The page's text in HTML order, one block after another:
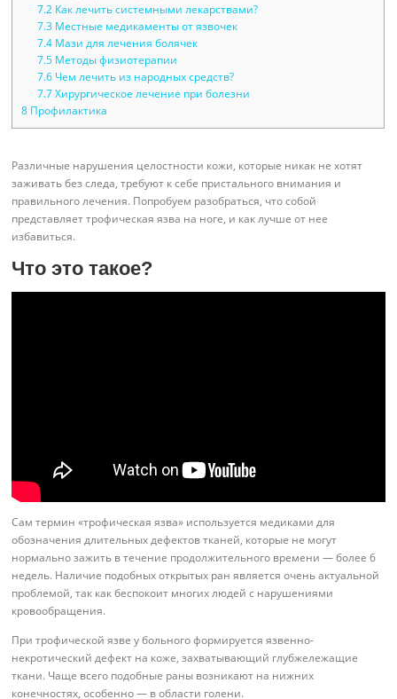
7.2Как лечить системными лекарствами?
7.3Местные медикаменты от язвочек
7.4Мази для лечения болячек
7.5Методы физиотерапии
7.6Чем лечить из народных средств?
7.7Хирургическое лечение при болезни
8 Профилактика
Различные нарушения целостности кожи, которые никак не хотят
заживать без следа, требуют к себе пристального внимания и
правильного лечения. Попробуем разобраться, что собой
представляет трофическая язва на ноге, и как лучше от нее
избавиться.
Что это такое?
Сам термин «трофическая язва» используется медиками для
обозначения длительных дефектов тканей, которые не могут
нормально зажить в течение продолжительного времени — более 6
недель. Наличие подобных открытых ран является очень актуальной
проблемой, так как беспокоит многих людей с нарушениями
кровообращения.
При трофической язве у больного формируется язвенно-
некротический дефект на коже, захватывающий глубжележащие
ткани. Чаще всего подобные раны возникают на нижних
конечностях, особенно — в области голени.